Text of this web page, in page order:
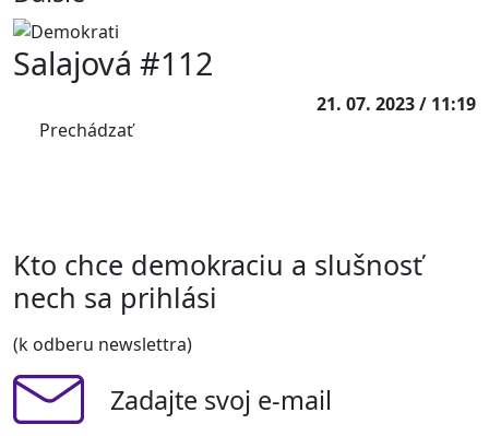
Prechádzať
Salajová #112
21. 07. 2023 / 11:19
Kto chce demokraciu a slušnosť
nech sa prihlási
(k odberu newslettra)
Zadajte svoj e-mail